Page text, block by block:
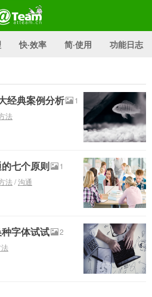
快·效率 简·使用 功能日志
经典案例分析
1
法
七个原则
1
法 /沟通
字体试试
2